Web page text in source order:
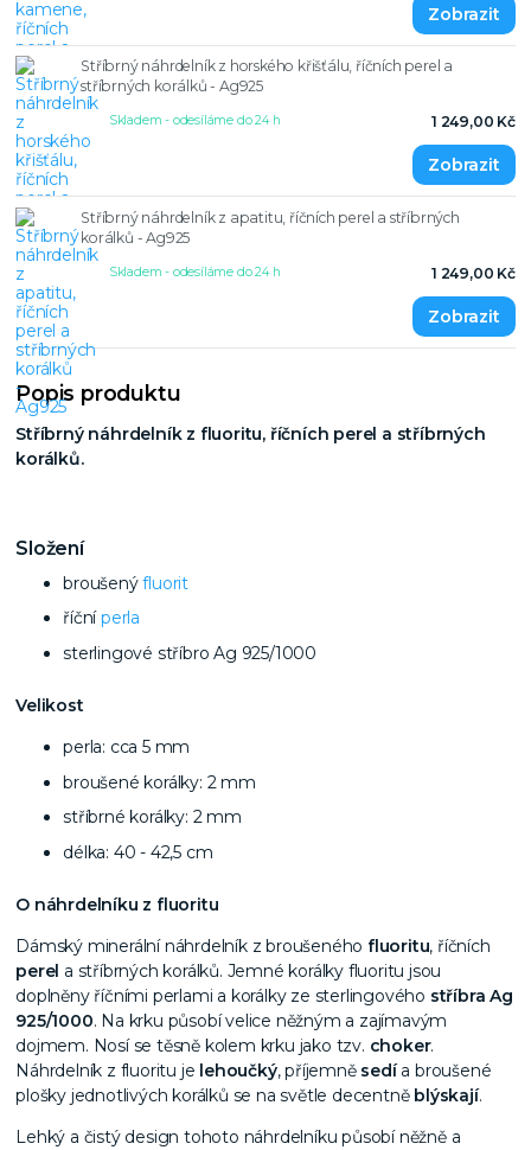
Stříbrný náhrdelník z horského křišťálu, říčních perel a
stříbrných korálků - Ag925
1 249,00 Kč
Skladem - odesíláme do 24 h
Stříbrný náhrdelník z apatitu, říčních perel a stříbrných
korálků - Ag925
1 249,00 Kč
Skladem - odesíláme do 24 h
Popis produktu
Stříbrný náhrdelník z fluoritu, říčních perel a stříbrných
korálků.
Složení
broušenýfluorit
říčníperla
sterlingové stříbro Ag 925/1000
Velikost
perla: cca 5 mm
broušené korálky: 2 mm
stříbrné korálky: 2 mm
délka: 40 - 42,5 cm
O náhrdelníku z fluoritu
Dámský minerální náhrdelník z broušeného fluoritu, říčních
perel a stříbrných korálků. Jemné korálky fluoritu jsou
doplněny říčními perlami a korálky ze sterlingového stříbra Ag
925/1000. Na krku působí velice něžným a zajímavým
dojmem. Nosí se těsně kolem krku jako tzv. choker.
Náhrdelník z fluoritu je lehoučký, příjemně sedía broušené
plošky jednotlivých korálků se na světle decentně blýskají.
Lehký a čistý design tohoto náhrdelníku působí něžně a